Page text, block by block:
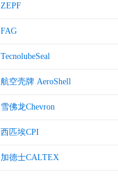
ZEPF
FAG
TecnolubeSeal
航空壳牌 AeroShell
雪佛龙Chevron
西匹埃CPI
加德士CALTEX